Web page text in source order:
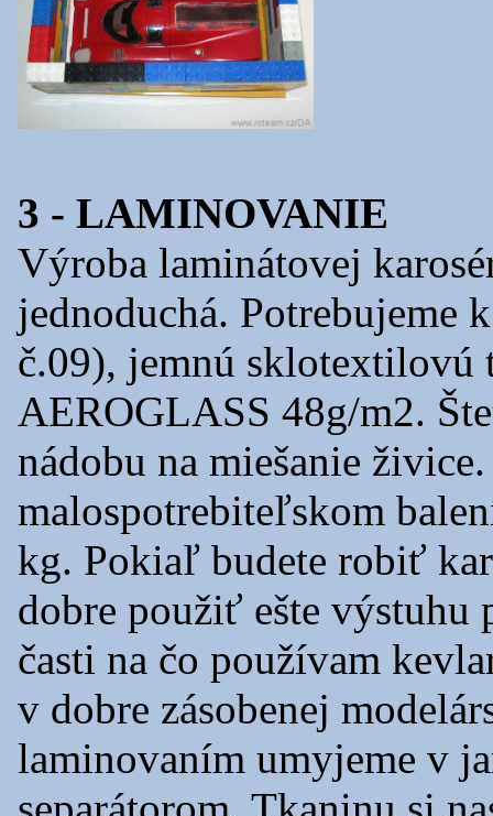
3 - LAMINOVANIE
Výroba laminátovej
jednoduchá.
č.09), jemnú sklotextilovú
AEROGLASS 48g/m2.
nádobu na miešanie
malospotrebiteľskom
kg. Pokiaľ budete robiť
dobre použiť ešte výstuhu
časti na čo používam
v dobre zásobenej
laminovaním umyjeme v